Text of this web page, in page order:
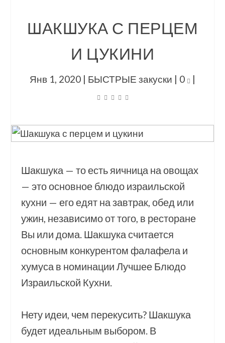
ШАКШУКА С ПЕРЦЕМ
И ЦУКИНИ
Янв 1, 2020 | БЫСТРЫЕ закуски | 0 |
Шакшука — то есть яичница на овощах
— это основное блюдо израильской
кухни — его едят на завтрак, обед или
ужин, независимо от того, в ресторане
Вы или дома. Шакшука считается
основным конкурентом фалафела и
хумуса в номинации Лучшее Блюдо
Израильской Кухни.
Нету идеи, чем перекусить? Шакшука
будет идеальным выбором. В